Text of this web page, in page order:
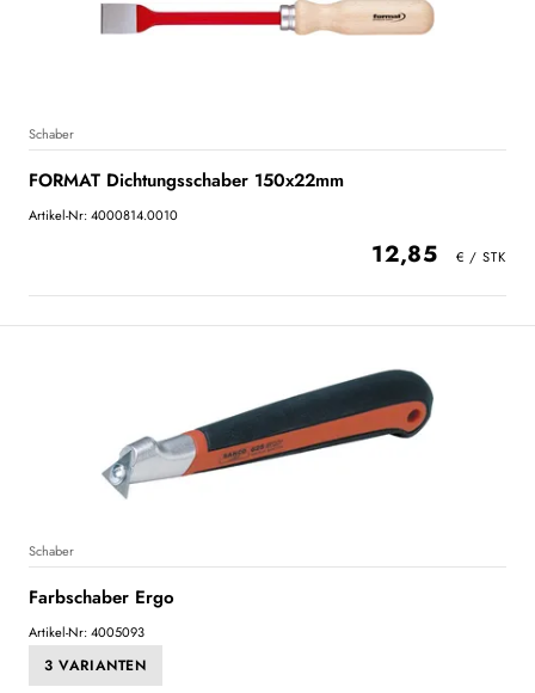
Schaber
FORMAT Dichtungsschaber 150x22mm
Artikel-Nr: 4000814.0010
12,85
Schaber
Farbschaber Ergo
Artikel-Nr: 4005093
3 VARIANTEN